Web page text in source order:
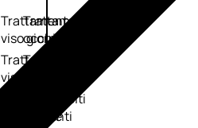
Trattamento
viso giorno
Trattamento
viso notte
Trattamento
viso 24 ore
Trattamento
occhi
Trattamento
Detergenti
trattanti